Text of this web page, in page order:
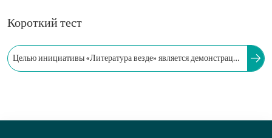
Короткий тест
Целью инициативы «Литература везде» является демонстрация
посетителям с пользой проводить время ожидания.